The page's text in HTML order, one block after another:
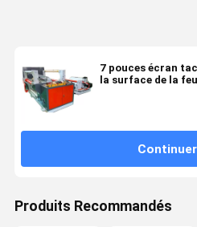
7 pouces écran
la surface de la
Continuer
Produits Recommandés